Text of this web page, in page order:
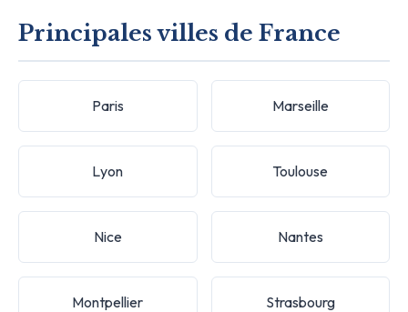
Principales villes de France
Paris Marseille
Lyon Toulouse
Nice Nantes
Montpellier Strasbourg